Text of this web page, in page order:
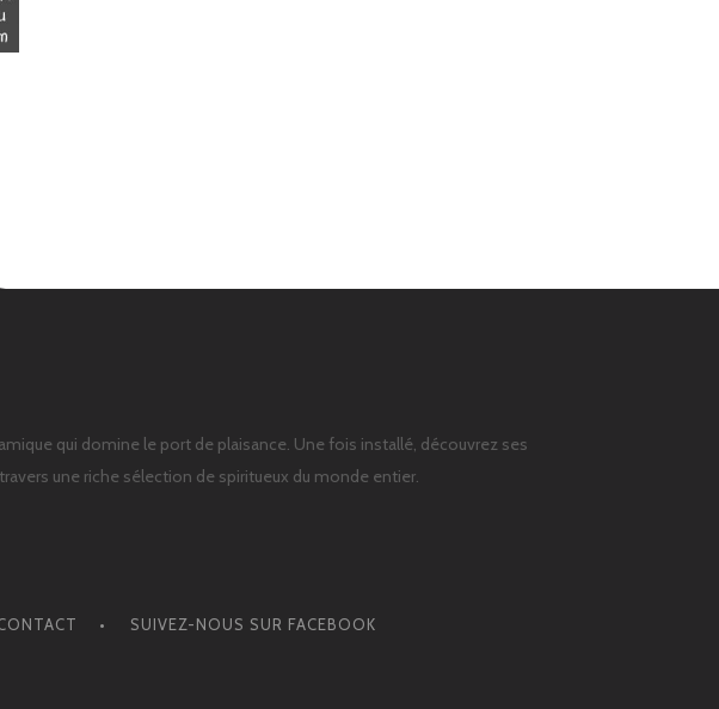
qui domine le port de plaisance. Une fois installé, découvrez ses
une riche sélection de spiritueux du monde entier.
SUIVEZ-NOUS SUR FACEBOOK